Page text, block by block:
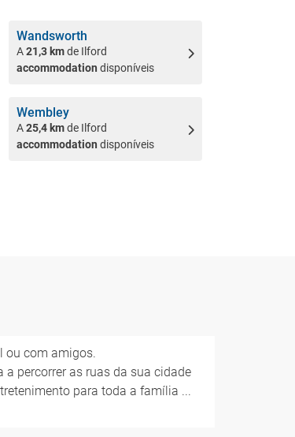
Wandsworth
A21,3 kmde Ilford
accommodation disponíveis
Wembley
A25,4 kmde Ilford
accommodation disponíveis
ou com amigos.
percorrer as ruas da sua cidade
para toda a família ...